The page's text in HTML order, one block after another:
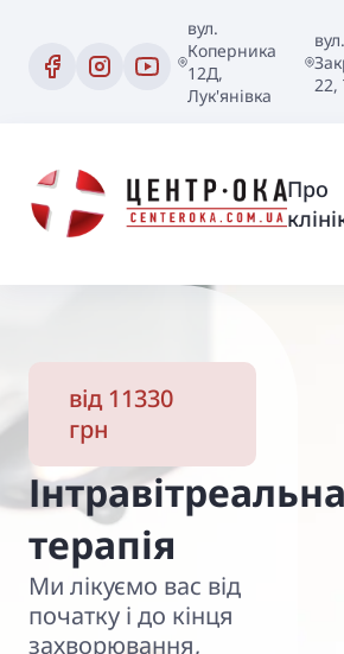
вул.
Коперника
12Д,
Лук'янівка
вул.
Про
від 11330
грн
Інтравітреальна
терапія
Ми лікуємо вас від
початку і до кінця
захворювання,